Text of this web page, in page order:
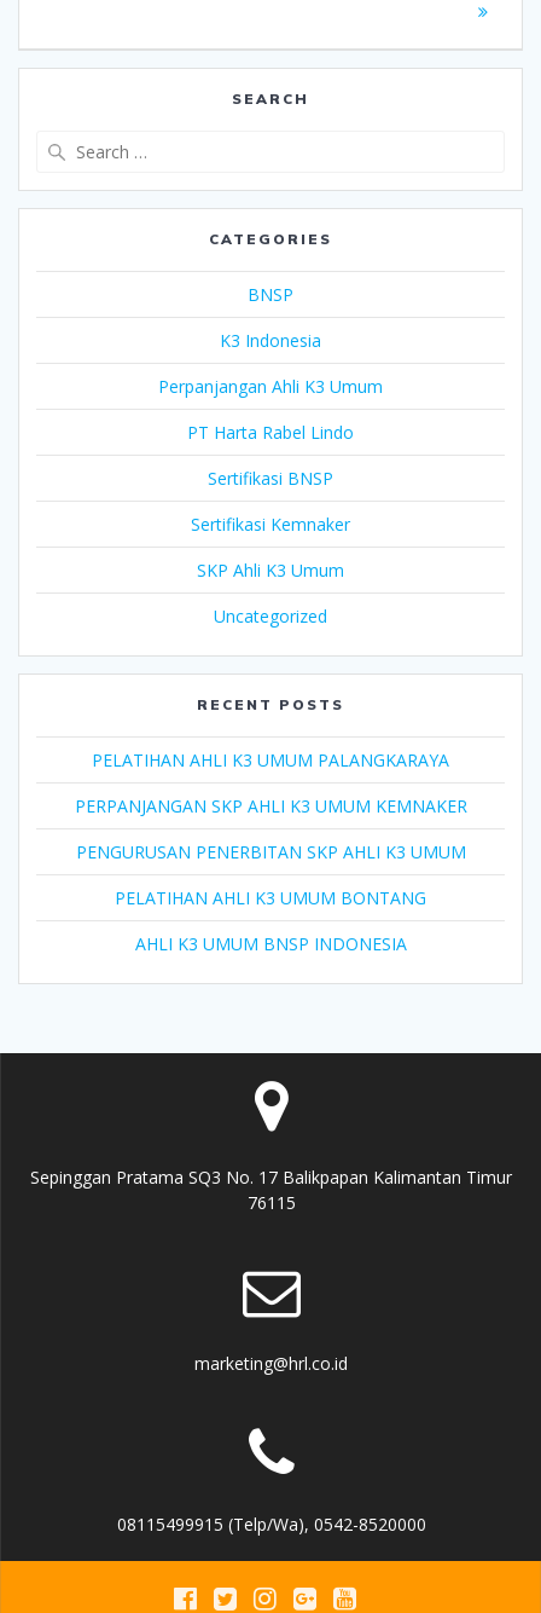
SEARCH
CATEGORIES
BNSP
K3 Indonesia
Perpanjangan Ahli K3 Umum
PT Harta Rabel Lindo
Sertifikasi BNSP
Sertifikasi Kemnaker
SKP Ahli K3 Umum
Uncategorized
RECENT POSTS
PELATIHAN AHLI K3 UMUM PALANGKARAYA
PERPANJANGAN SKP AHLI K3 UMUM KEMNAKER
PENGURUSAN PENERBITAN SKP AHLI K3 UMUM
PELATIHAN AHLI K3 UMUM BONTANG
AHLI K3 UMUM BNSP INDONESIA
Sepinggan Pratama SQ3 No. 17 Balikpapan Kalimantan Timur
76115
marketing@hrl.co.id
08115499915 (Telp/Wa), 0542-8520000